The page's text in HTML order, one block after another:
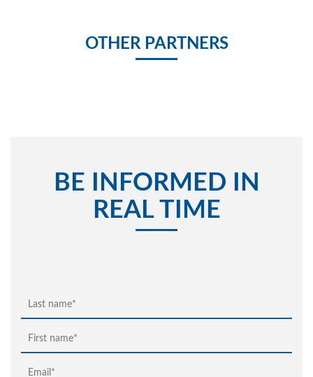
OTHER PARTNERS
BE INFORMED IN
REAL TIME